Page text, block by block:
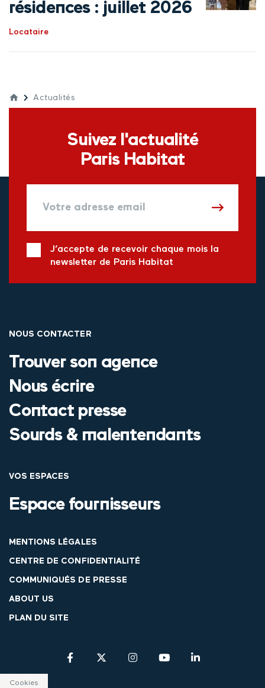
résidences : juillet 2026
Locataire
Actualités
Suivez l'actualité
Paris Habitat
J’accepte de recevoir chaque mois la
newsletter de Paris Habitat
NOUS CONTACTER
Trouver son agence
Nous écrire
Contact presse
Sourds & malentendants
VOS ESPACES
Espace fournisseurs
MENTIONS LÉGALES
CENTRE DE CONFIDENTIALITÉ
COMMUNIQUÉS DE PRESSE
ABOUT US
PLAN DU SITE
Cookies